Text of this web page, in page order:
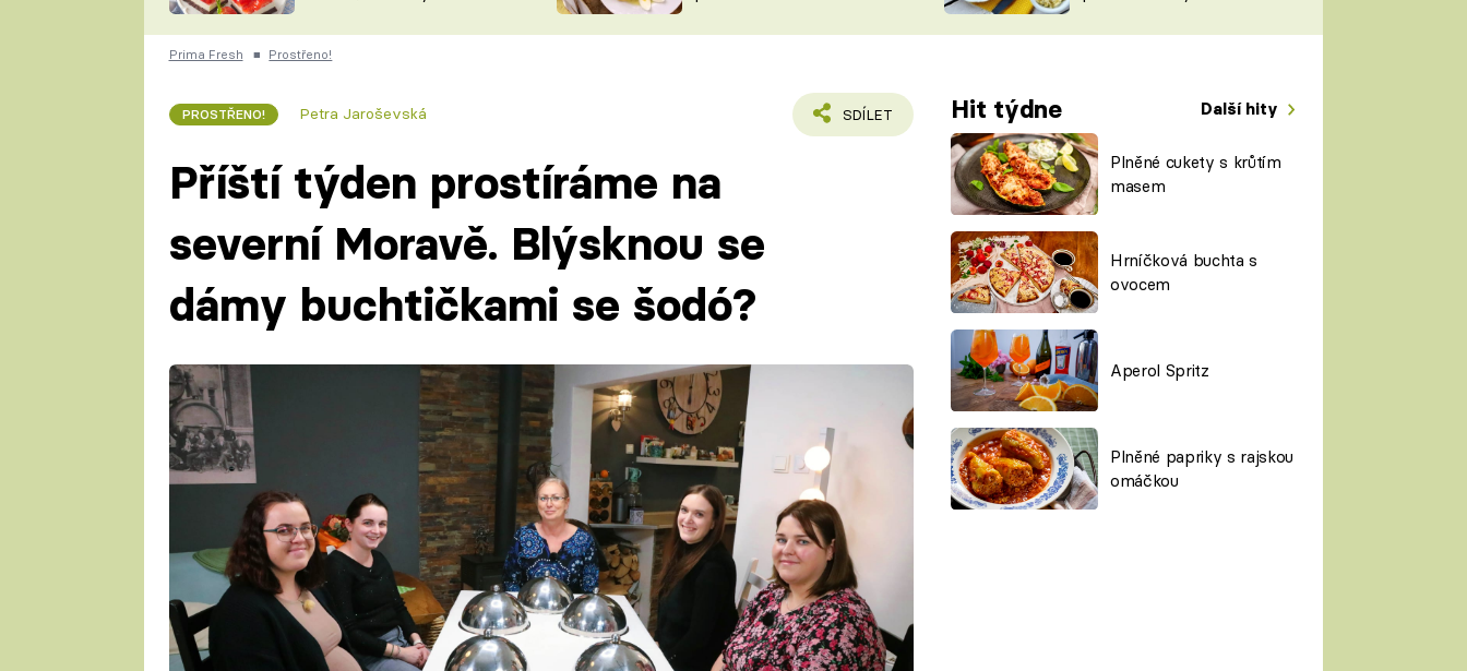
ČESKO NA TALÍŘI
KUCHAŘKA
VYCHYTÁVKY
ŠÉFREDAKTORKY
ČASOPIS
Prima Fresh ■ Prostřeno!
PROSTŘENO! Petra Jaroševská SDÍLET Hit týdne Další hity
Plněné cukety s krůtím
masem
Hrníčková buchta s
ovocem
Aperol Spritz
Plněné papriky s rajskou
omáčkou
Příští týden prostíráme na
severní Moravě. Blýsknou se
dámy buchtičkami se šodó?